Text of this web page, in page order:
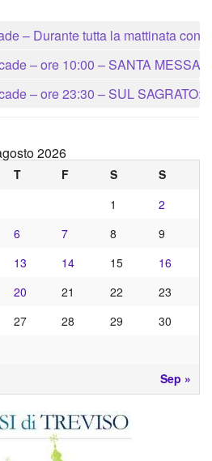
– Durante tutta la mattinata
– ore 10:00 – SANTA MESSA
– ore 23:30 – SUL
2026
T F S
S
1
2
6 7 8
9
13 14 15
16
20 21 22
23
27 28 29
30
Sep »